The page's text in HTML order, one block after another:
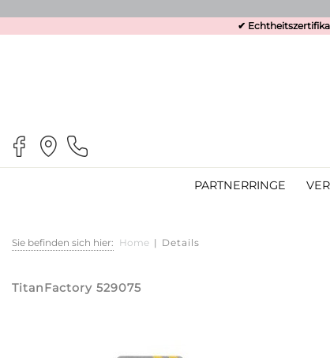
✔
PARTNERRINGE
Sie befinden sich hier: Home | Details
TitanFactory 529075